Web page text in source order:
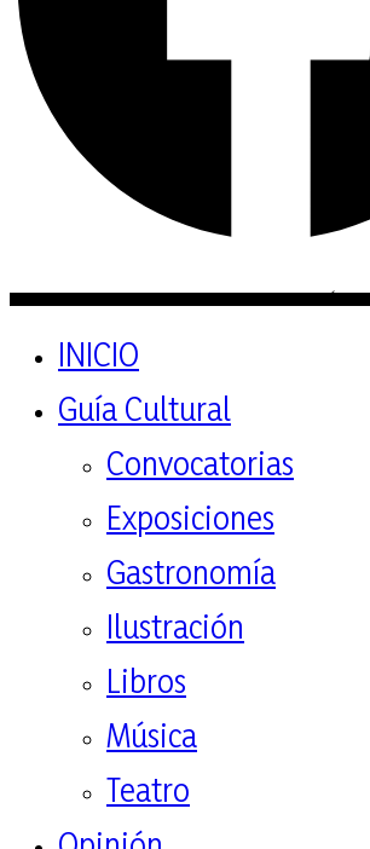
TODOS LOS DERECHOS RESERVADOS 2026 - MIRADA ECLÉCTICA
INICIO
Guía Cultural
Convocatorias
Exposiciones
Gastronomía
Ilustración
Libros
Música
Teatro